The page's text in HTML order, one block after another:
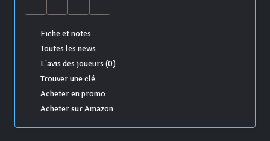
Fiche et notes
Toutes les news
L'avis des joueurs (0)
Trouver une clé
Acheter en promo
Acheter sur Amazon